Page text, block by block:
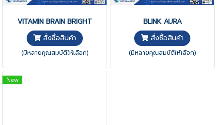
VITAMIN BRAIN BRIGHT
สั่งซื้อสินค้า
(มีหลายคุณสมบัติให้เลือก)
BLINK AURA
สั่งซื้อสินค้า
(มีหลายคุณสมบัติให้เลือก)
New